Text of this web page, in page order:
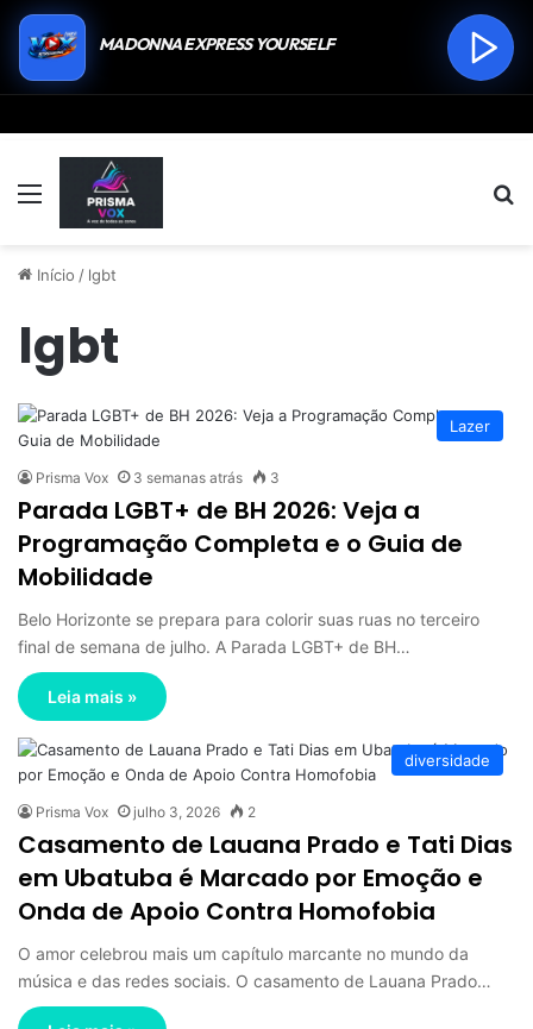
Menu
Início / lgbt
lgbt
Lazer
Prisma Vox 3 semanas atrás 3
Parada LGBT+ de BH 2026: Veja a
Programação Completa e o Guia de
Mobilidade
Belo Horizonte se prepara para colorir suas ruas no terceiro
final de semana de julho. A Parada LGBT+ de BH…
Leia mais »
diversidade
Prisma Vox julho 3, 2026 2
Casamento de Lauana Prado e Tati Dias
em Ubatuba é Marcado por Emoção e
Onda de Apoio Contra Homofobia
O amor celebrou mais um capítulo marcante no mundo da
música e das redes sociais. O casamento de Lauana Prado…